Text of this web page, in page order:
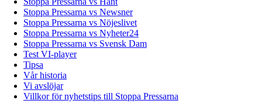
Stoppa Pressarna vs Newsner
Stoppa Pressarna vs Nöjeslivet
Stoppa Pressarna vs Nyheter24
Stoppa Pressarna vs Svensk Dam
Test VI-player
Tipsa
Vår historia
Vi avslöjar
Villkor för nyhetstips till Stoppa Pressarna